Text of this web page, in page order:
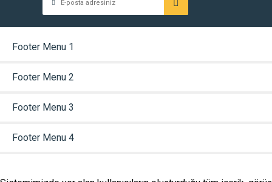
Footer Menu 1
Footer Menu 2
Footer Menu 3
Footer Menu 4